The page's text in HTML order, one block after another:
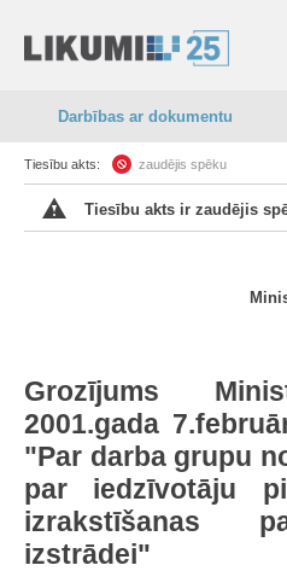
Darbības ar dokumentu
Tiesību akts: zaudējis spēku
Tiesību akts ir zaudējis
Grozījums
2001.gada
"Par darba grupu
par iedzīvotāju
izrakstīšanas
izstrādei"